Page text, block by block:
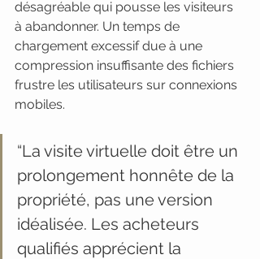
désagréable qui pousse les visiteurs
à abandonner. Un temps de
chargement excessif due à une
compression insuffisante des fichiers
frustre les utilisateurs sur connexions
mobiles.
“La visite virtuelle doit être un
prolongement honnête de la
propriété, pas une version
idéalisée. Les acheteurs
qualifiés apprécient la